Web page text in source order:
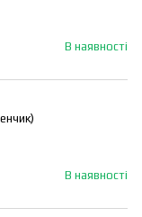
В наявності
В наявності